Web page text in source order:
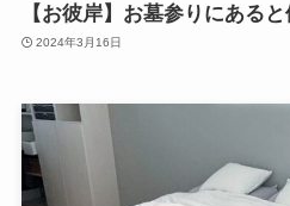
【お彼岸】お墓参りにある
2024年3月16日